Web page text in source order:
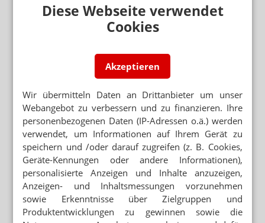
Diese Webseite verwendet
Cookies
Akzeptieren
Wir übermitteln Daten an Drittanbieter um unser
Webangebot zu verbessern und zu finanzieren. Ihre
personenbezogenen Daten (IP-Adressen o.ä.) werden
verwendet, um Informationen auf Ihrem Gerät zu
speichern und /oder darauf zugreifen (z. B. Cookies,
Geräte-Kennungen oder andere Informationen),
personalisierte Anzeigen und Inhalte anzuzeigen,
Anzeigen- und Inhaltsmessungen vorzunehmen
sowie Erkenntnisse über Zielgruppen und
Produktentwicklungen zu gewinnen sowie die
an der gesamten Offizin.“
Hintereingänge und bodennahe
Dabei sei die Vorgehensweise mittlerweile typisch. „Die
Täter kommen nachts und außerhalb der Betriebszeiten,
rückwärtige Türen, Fenster zur Seite oder im
Bodenbereich sowie Schiebetüren ohne besondere
Sicherung“, so Rausch. Entscheidend sei oft, wo Täter
mit möglichst wenig Widerstand rechnen. „Wenn die
erste mechanische Barriere nachgibt, geht es schnell
weiter“, weiß der Experte.
Die Schadensummen lägen meistens im sechsstelligen
Bereich, „wenn man Warenverlust, Gebäudeschäden
und Betriebsunterbrechung zusammennimmt“. Das
Was ist APOTHEKE ADHOC plus?
NEWSLETTER
Das Wichtigste des Tages direkt in
Ihr Postfach. Kostenlos!